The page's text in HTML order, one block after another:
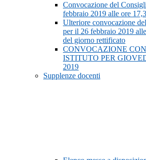
Convocazione del
febbraio 2019 alle ore
Ulteriore convocazione
per il 26 febbraio 2019
del giorno rettificato
CONVOCAZIONE
ISTITUTO PER
2019
Supplenze docenti